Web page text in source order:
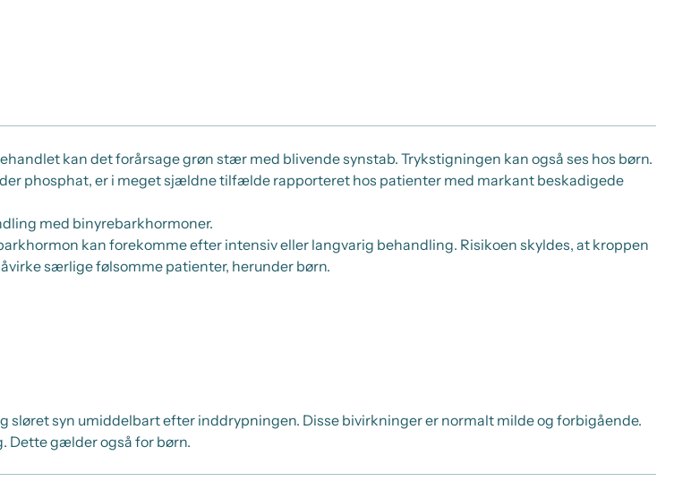
kan det forårsage grøn stær med blivende synstab. Trykstigningen kan også ses hos børn.
phosphat, er i meget sjældne tilfælde rapporteret hos patienter med markant beskadigede
med binyrebarkhormoner.
kan forekomme efter intensiv eller langvarig behandling. Risikoen skyldes, at kroppen
særlige følsomme patienter, herunder børn.
syn umiddelbart efter inddrypningen. Disse bivirkninger er normalt milde og forbigående.
Dette gælder også for børn.